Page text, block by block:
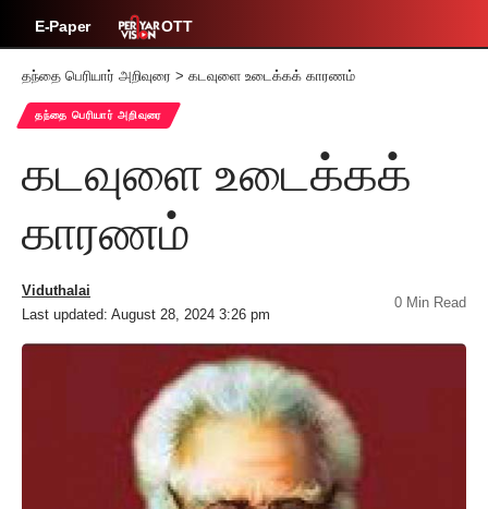
E-Paper OTT
தந்தை பெரியார் அறிவுரை > கடவுளை உடைக்கக் காரணம்
தந்தை பெரியார் அறிவுரை
கடவுளை உடைக்கக்
காரணம்
Last updated: August 28, 2024 3:26 pm
Viduthalai
0 Min Read